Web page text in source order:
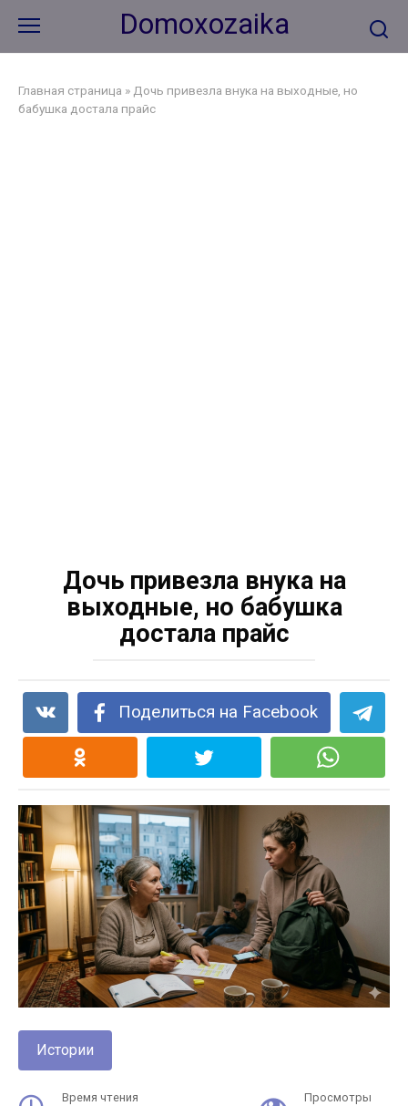
контенту
Domoxozaika
Главная страница » Дочь привезла внука на выходные, но
бабушка достала прайс
Дочь привезла внука на
выходные, но бабушка
достала прайс
Поделиться на Facebook
Истории
Время чтения Просмотры